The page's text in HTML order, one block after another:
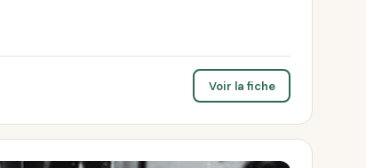
Voir la fiche